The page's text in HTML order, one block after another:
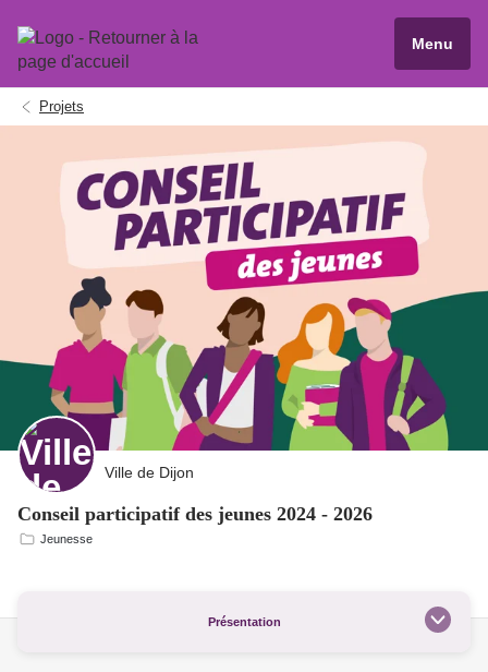
Menu
Projets
Ville de Dijon
Conseil participatif des jeunes 2024 - 2026
Jeunesse
Présentation